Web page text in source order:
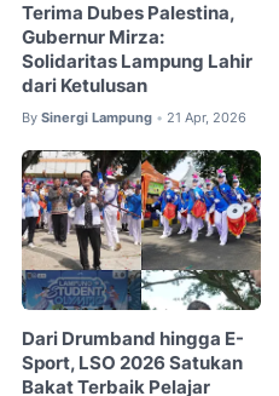
Terima Dubes Palestina,
Gubernur Mirza:
Solidaritas Lampung Lahir
dari Ketulusan
By Sinergi Lampung • 21 Apr, 2026
Dari Drumband hingga E-
Sport, LSO 2026 Satukan
Bakat Terbaik Pelajar